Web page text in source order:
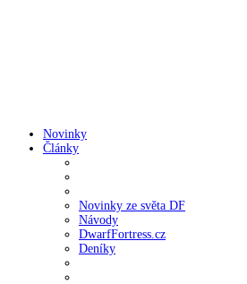
Novinky
Články
Novinky ze světa DF
Návody
DwarfFortress.cz
Deníky